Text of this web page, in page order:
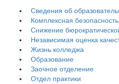
Сведения об
Комплексная безопасность
Снижение
Независимая оценка
Жизнь колледжа
Образование
Заочное отделение
Отдел практики